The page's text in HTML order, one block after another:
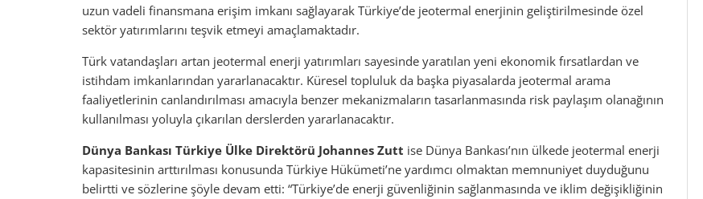
uzun vadeli finansmana erişim imkanı sağlayarak Türkiye’de jeotermal enerjinin geliştirilmesinde özel
sektör yatırımlarını teşvik etmeyi amaçlamaktadır.
Türk vatandaşları artan jeotermal enerji yatırımları sayesinde yaratılan yeni ekonomik fırsatlardan ve
istihdam imkanlarından yararlanacaktır. Küresel topluluk da başka piyasalarda jeotermal arama
faaliyetlerinin canlandırılması amacıyla benzer mekanizmaların tasarlanmasında risk paylaşım olanağının
kullanılması yoluyla çıkarılan derslerden yararlanacaktır.
Dünya Bankası Türkiye Ülke Direktörü Johannes Zutt ise Dünya Bankası’nın ülkede jeotermal enerji
kapasitesinin arttırılması konusunda Türkiye Hükümeti’ne yardımcı olmaktan memnuniyet duyduğunu
belirtti ve sözlerine şöyle devam etti: “Türkiye’de enerji güvenliğinin sağlanmasında ve iklim değişikliğinin